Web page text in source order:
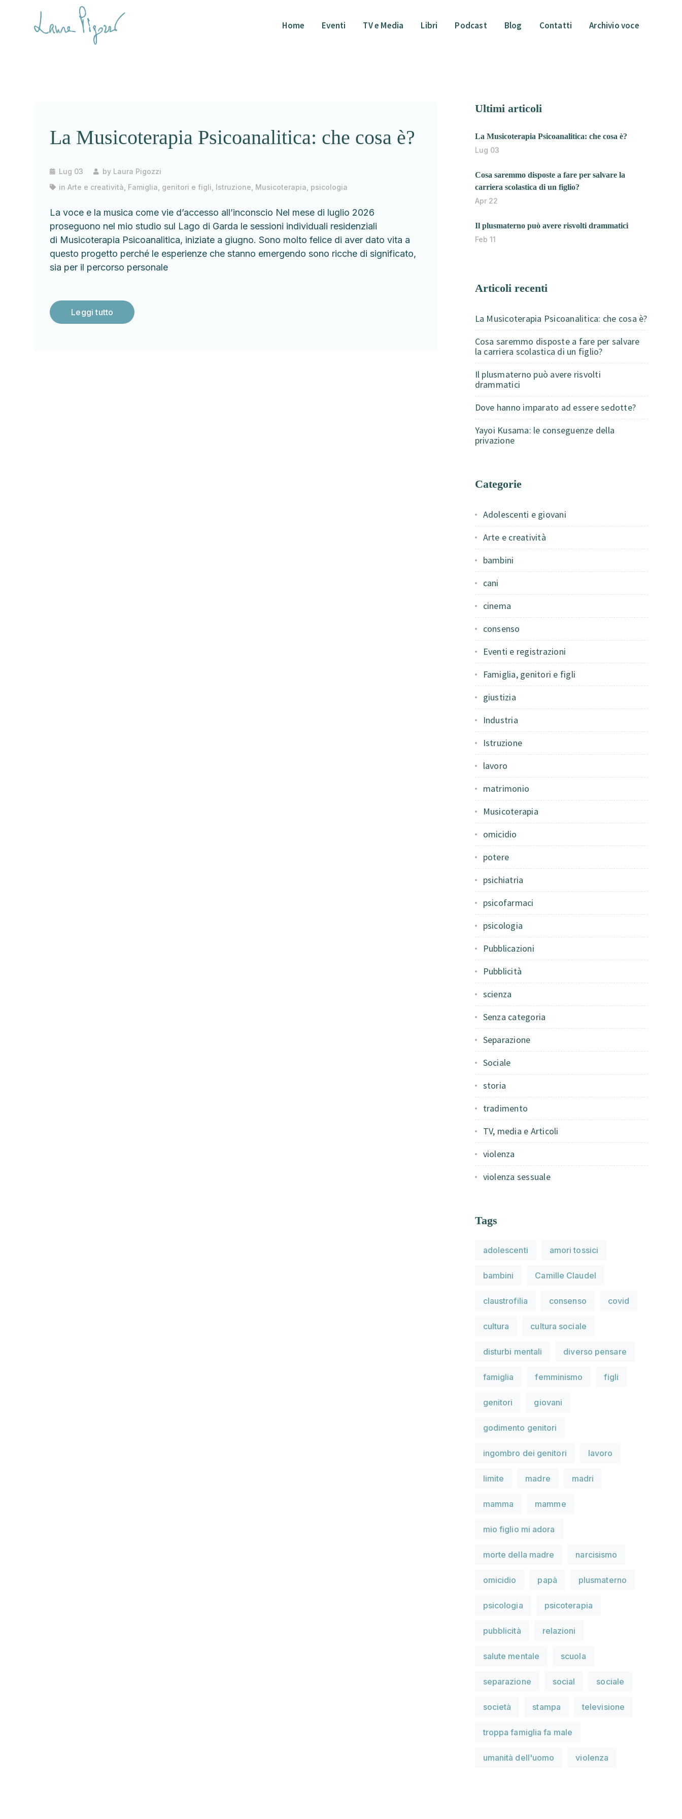
Home Eventi TV e Media Libri Podcast Blog Contatti Archivio voce
La Musicoterapia Psicoanalitica: che cosa è?
Lug 03 by Laura Pigozzi
inArte e creatività Famiglia, genitori e figli Istruzione Musicoterapia psicologia
La voce e la musica come vie d’accesso all’inconscio Nel mese di luglio 2026
proseguono nel mio studio sul Lago di Garda le sessioni individuali residenziali
di Musicoterapia Psicoanalitica, iniziate a giugno. Sono molto felice di aver dato vita a
questo progetto perché le esperienze che stanno emergendo sono ricche di significato,
sia per il percorso personale
Leggi tutto
Ultimi articoli
La Musicoterapia Psicoanalitica: che cosa è?
Lug 03
Cosa saremmo disposte a fare per salvare la
carriera scolastica di un figlio?
Apr 22
Il plusmaterno può avere risvolti drammatici
Feb 11
Articoli recenti
La Musicoterapia Psicoanalitica: che cosa è?
Cosa saremmo disposte a fare per salvare
la carriera scolastica di un figlio?
Il plusmaterno può avere risvolti
drammatici
Dove hanno imparato ad essere sedotte?
Yayoi Kusama: le conseguenze della
privazione
Categorie
Adolescenti e giovani
Arte e creatività
bambini
cani
cinema
consenso
Eventi e registrazioni
Famiglia, genitori e figli
giustizia
Industria
Istruzione
lavoro
matrimonio
Musicoterapia
omicidio
potere
psichiatria
psicofarmaci
psicologia
Pubblicazioni
Pubblicità
scienza
Senza categoria
Separazione
Sociale
storia
tradimento
TV, media e Articoli
violenza
violenza sessuale
Tags
adolescenti amori tossici
bambini Camille Claudel
claustrofilia consenso covid
cultura cultura sociale
disturbi mentali diverso pensare
famiglia femminismo figli
genitori giovani
godimento genitori
ingombro dei genitori lavoro
limite madre madri
mamma mamme
mio figlio mi adora
morte della madre narcisismo
omicidio papà plusmaterno
psicologia psicoterapia
pubblicità relazioni
salute mentale scuola
separazione social sociale
società stampa televisione
troppa famiglia fa male
umanità dell'uomo violenza